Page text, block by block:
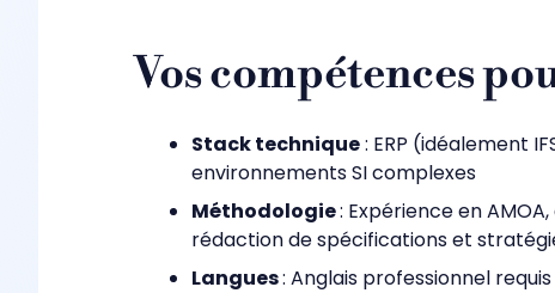
Vos compétences
Stack technique: ERP (idéalement
environnements SI complexes
Méthodologie: Expérience en
rédaction de spécifications et
Langues: Anglais professionnel requis